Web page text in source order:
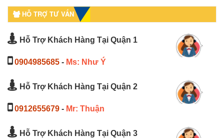
HỖ TRỢ TƯ VẤN
Hỗ Trợ Khách Hàng Tại Quận 1
0904985685 - Ms: Như Ý
Hỗ Trợ Khách Hàng Tại Quận 2
0912655679 - Mr: Thuận
Hỗ Trợ Khách Hàng Tại Quận 3